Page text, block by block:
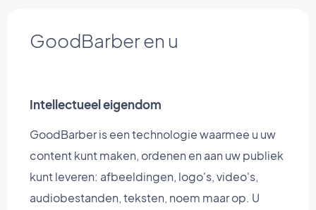
GoodBarber en u
Intellectueel eigendom
GoodBarber is een technologie waarmee u uw
content kunt maken, ordenen en aan uw publiek
kunt leveren: afbeeldingen, logo's, video's,
audiobestanden, teksten, noem maar op. U